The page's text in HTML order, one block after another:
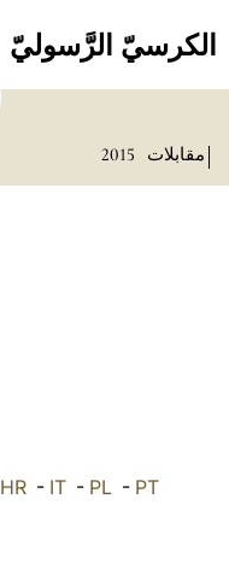
الكرسيّ الرَّسوليّ
مقابلات 2015
HR- IT- PL- PT